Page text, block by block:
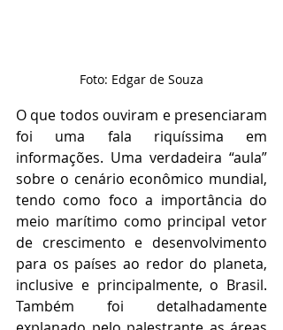
Foto: Edgar de Souza
O que todos ouviram e presenciaram
foi uma fala riquíssima em
informações. Uma verdadeira “aula”
sobre o cenário econômico mundial,
tendo como foco a importância do
meio marítimo como principal vetor
de crescimento e desenvolvimento
para os países ao redor do planeta,
inclusive e principalmente, o Brasil.
Também foi detalhadamente